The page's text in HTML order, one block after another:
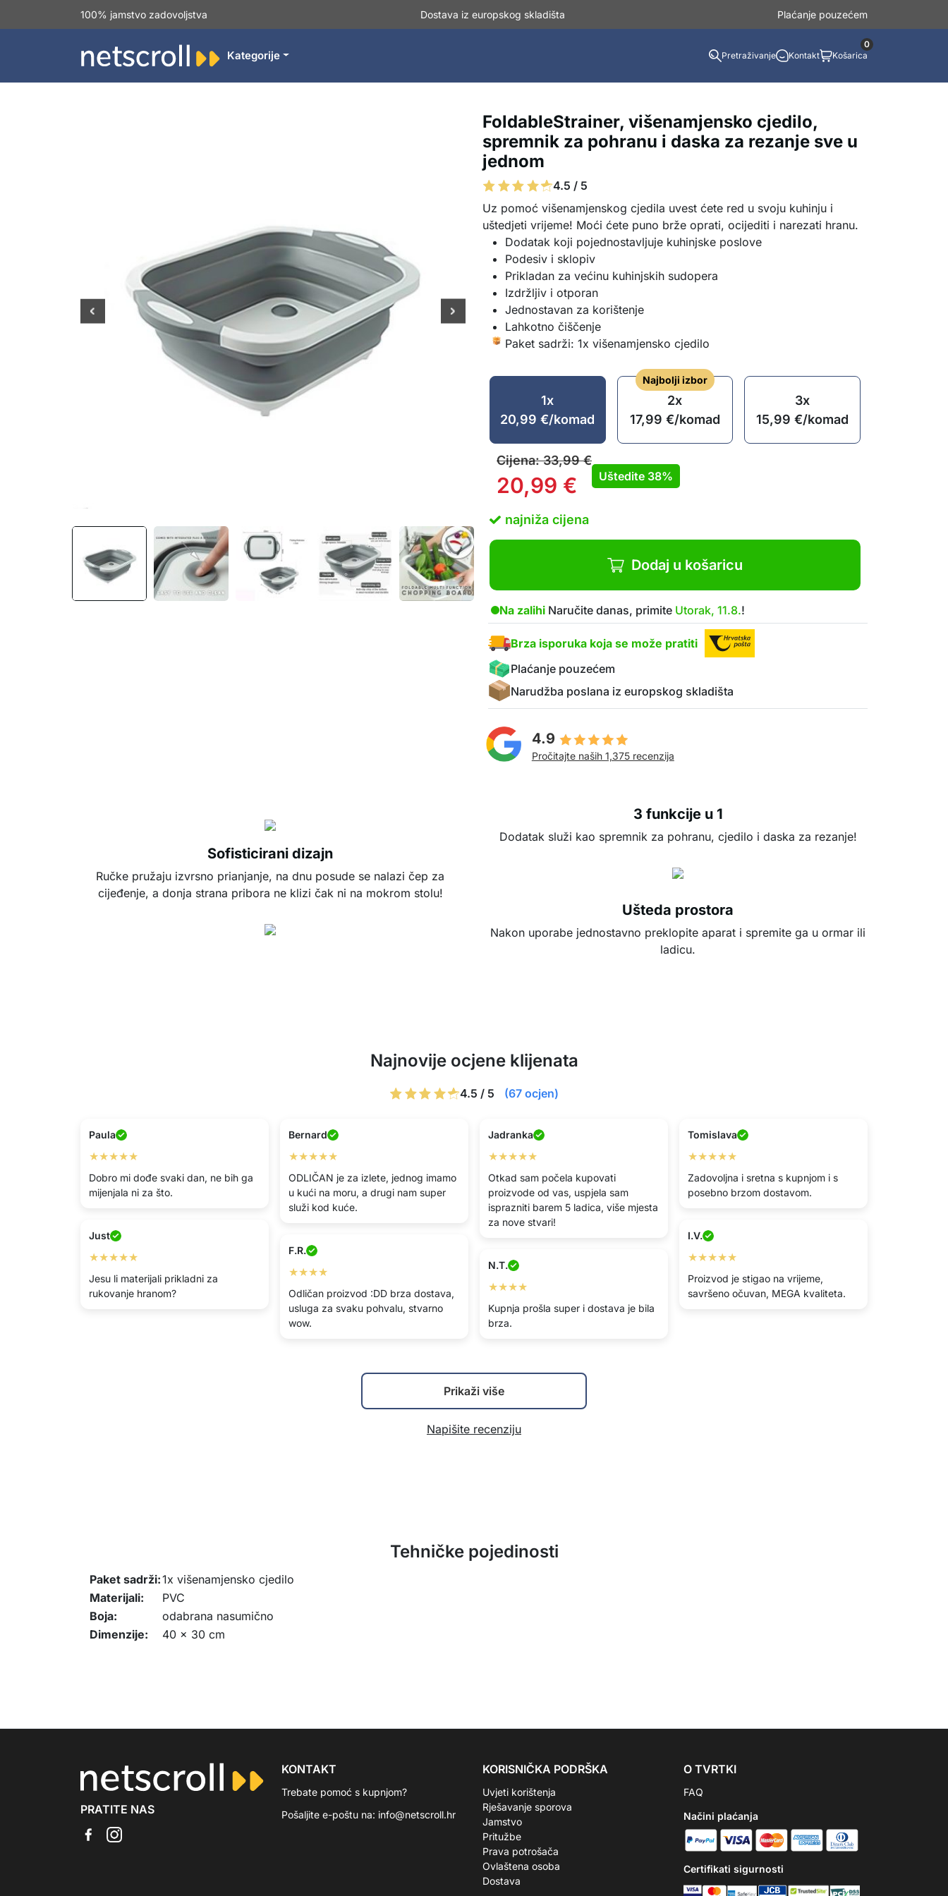
100% jamstvo zadovoljstva Dostava iz europskog skladišta Plaćanje pouzećem
Kategorije Pretraživanje Kontakt Košarica
0
FoldableStrainer, višenamjensko cjedilo,
spremnik za pohranu i daska za rezanje sve u
jednom
4.5 / 5
Uz pomoć višenamjenskog cjedila uvest ćete red u svoju kuhinju i
uštedjeti vrijeme! Moći ćete puno brže oprati, ocijediti i narezati hranu.
Dodatak koji pojednostavljuje kuhinjske poslove
Podesiv i sklopiv
Prikladan za većinu kuhinjskih sudopera
Izdržljiv i otporan
Jednostavan za korištenje
Lahkotno čiščenje
Paket sadrži: 1x višenamjensko cjedilo
1x
20,99€/komad
Najbolji izbor
2x
17,99 €/komad
3x
15,99€/komad
Cijena:33,99€
20,99 € Uštedite 38%
najniža cijena
Dodaj u košaricu
Na zalihi Naručite danas, primite Utorak, 11.8.!
Brza isporuka koja se može pratiti
Plaćanje pouzećem
Narudžba poslana iz europskog skladišta
4.9
Pročitajte naših 1,375 recenzija
3 funkcije u 1
Dodatak služi kao spremnik za pohranu, cjedilo i daska za rezanje!
Sofisticirani dizajn
Ručke pružaju izvrsno prianjanje, na dnu posude se nalazi čep za
cijeđenje, a donja strana pribora ne klizi čak ni na mokrom stolu!
Ušteda prostora
Nakon uporabe jednostavno preklopite aparat i spremite ga u ormar ili
ladicu.
Najnovije ocjene klijenata
4.5 / 5 (67 ocjen)
Paula
★★★★★
Dobro mi dođe svaki dan, ne bih ga
mijenjala ni za što.
Bernard
★★★★★
ODLIČAN je za izlete, jednog imamo
u kući na moru, a drugi nam super
služi kod kuće.
Jadranka
★★★★★
Otkad sam počela kupovati
proizvode od vas, uspjela sam
isprazniti barem 5 ladica, više mjesta
za nove stvari!
Tomislava
★★★★★
Zadovoljna i sretna s kupnjom i s
posebno brzom dostavom.
Just
★★★★★
Jesu li materijali prikladni za
rukovanje hranom?
I.V.
★★★★★
Proizvod je stigao na vrijeme,
savršeno očuvan, MEGA kvaliteta.
F.R.
★★★★
Odličan proizvod :DD brza dostava,
usluga za svaku pohvalu, stvarno
wow.
N.T.
★★★★
Kupnja prošla super i dostava je bila
brza.
Prikaži više
Napišite recenziju
Tehničke pojedinosti
Paket sadrži:1x višenamjensko cjedilo
Materijali:
PVC
Boja:
odabrana nasumično
Dimenzije:
40 x 30 cm
PRATITE NAS
KONTAKT
Trebate pomoć s kupnjom?
Pošaljite e-poštu na: info@netscroll.hr
KORISNIČKA PODRŠKA
Uvjeti korištenja
Rješavanje sporova
Jamstvo
Pritužbe
Prava potrošača
Ovlaštena osoba
Dostava
O TVRTKI
FAQ
Načini plaćanja
Certifikati sigurnosti